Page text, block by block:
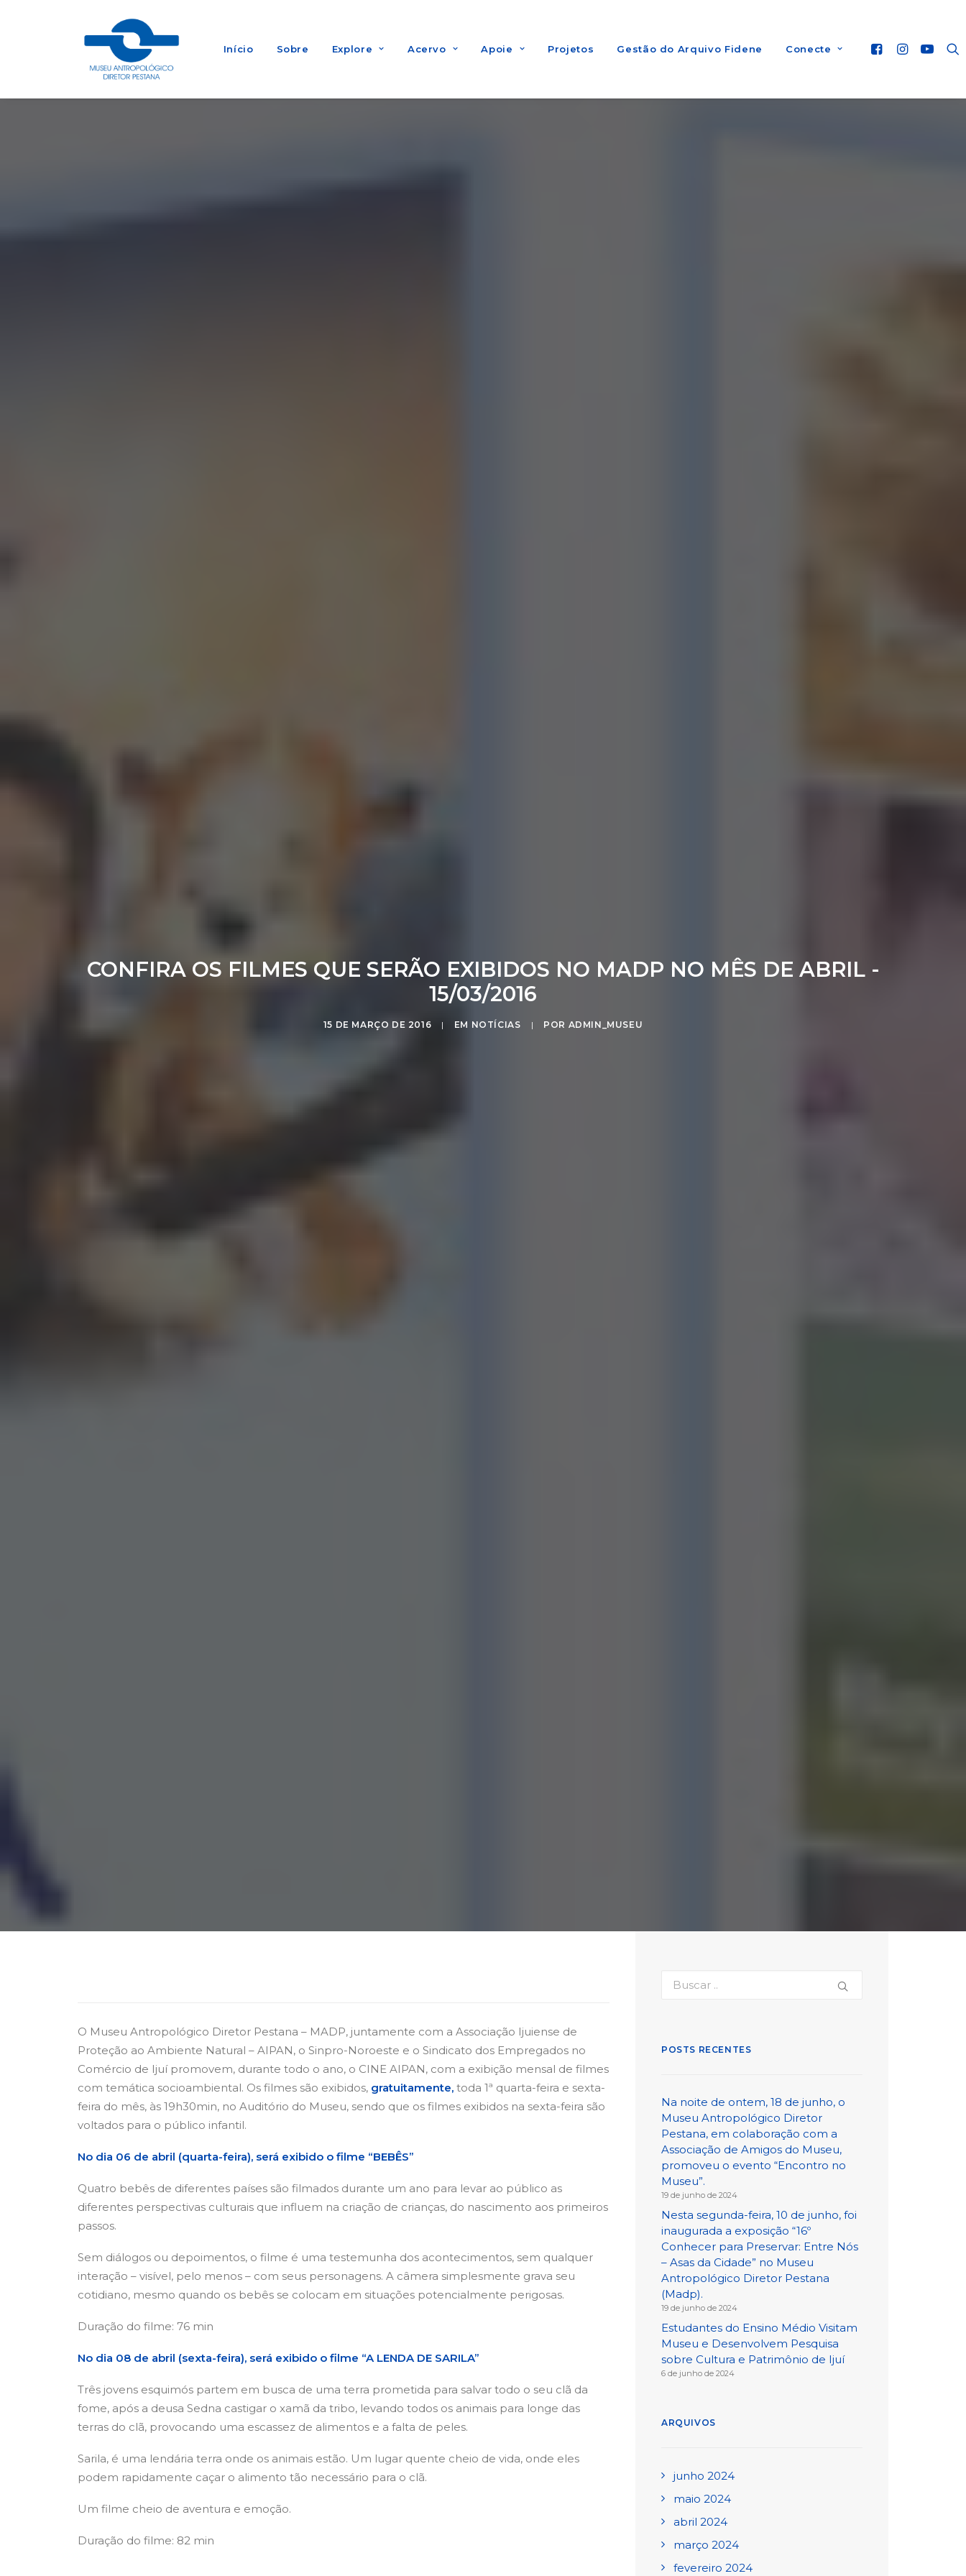
Início Sobre Explore Acervo Apoie Projetos Gestão do Arquivo Fidene Conecte
CONFIRA OS FILMES QUE SERÃO EXIBIDOS NO MADP NO MÊS DE ABRIL -
15/03/2016
15 DE MARÇO DE 2016 | EM NOTÍCIAS | POR ADMIN_MUSEU
O Museu Antropológico Diretor Pestana – MADP, juntamente com a Associação Ijuiense de
Proteção ao Ambiente Natural – AIPAN, o Sinpro-Noroeste e o Sindicato dos Empregados no
Comércio de Ijuí promovem, durante todo o ano, o CINE AIPAN, com a exibição mensal de filmes
com temática socioambiental. Os filmes são exibidos, gratuitamente, toda 1ª quarta-feira e sexta-
feira do mês, às 19h30min, no Auditório do Museu, sendo que os filmes exibidos na sexta-feira são
voltados para o público infantil.
No dia 06 de abril (quarta-feira), será exibido o filme “BEBÊS”
Quatro bebês de diferentes países são filmados durante um ano para levar ao público as
diferentes perspectivas culturais que influem na criação de crianças, do nascimento aos primeiros
passos.
Sem diálogos ou depoimentos, o filme é uma testemunha dos acontecimentos, sem qualquer
interação – visível, pelo menos – com seus personagens. A câmera simplesmente grava seu
cotidiano, mesmo quando os bebês se colocam em situações potencialmente perigosas.
Duração do filme: 76 min
No dia 08 de abril (sexta-feira), será exibido o filme “A LENDA DE SARILA”
Três jovens esquimós partem em busca de uma terra prometida para salvar todo o seu clã da
fome, após a deusa Sedna castigar o xamã da tribo, levando todos os animais para longe das
terras do clã, provocando uma escassez de alimentos e a falta de peles.
Sarila, é uma lendária terra onde os animais estão. Um lugar quente cheio de vida, onde eles
podem rapidamente caçar o alimento tão necessário para o clã.
Um filme cheio de aventura e emoção.
Duração do filme: 82 min
POSTS RECENTES
Na noite de ontem, 18 de junho, o
Museu Antropológico Diretor
Pestana, em colaboração com a
Associação de Amigos do Museu,
promoveu o evento “Encontro no
Museu”.
19 de junho de 2024
Nesta segunda-feira, 10 de junho, foi
inaugurada a exposição “16º
Conhecer para Preservar: Entre Nós
– Asas da Cidade” no Museu
Antropológico Diretor Pestana
(Madp).
19 de junho de 2024
Estudantes do Ensino Médio Visitam
Museu e Desenvolvem Pesquisa
sobre Cultura e Patrimônio de Ijuí
6 de junho de 2024
ARQUIVOS
junho 2024
maio 2024
abril 2024
março 2024
fevereiro 2024